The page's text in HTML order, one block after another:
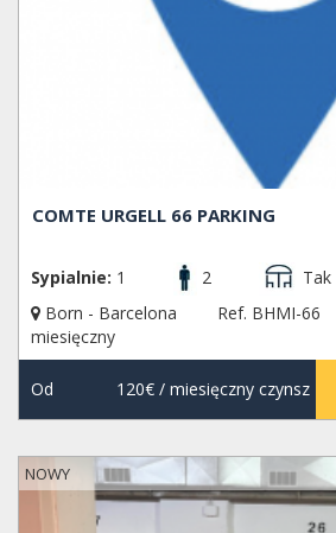
COMTE URGELL 66 PARKING
Sypialnie: 1 2 Tak
Born - Barcelona
Ref. BHMI-66
miesięczny
Od 120€/ miesięczny czynsz
NOWY